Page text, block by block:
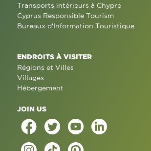
Transports intérieurs à Chypre
Cyprus Responsible Tourism
Bureaux d'Information Touristique
ENDROITS À VISITER
Régions et Villes
Villages
Hébergement
JOIN US